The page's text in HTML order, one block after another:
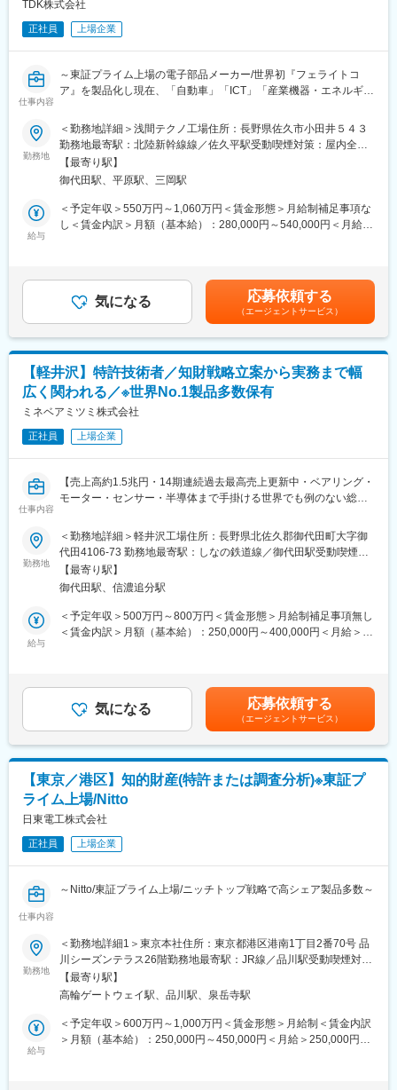
ら進めていただきます。
＜特許調査分析＞
・3年後：特許調査・分析の実務担当者として、上長サポートのも
と、他部門（研究開発、企画、営業など）と連携し、技術トレン
ドや競合企業の知財動向を分析、他部門へのインサイト提供を通
じて、意思決定支援を行っている。また、上長のサポートのもと
マネタイズ)を推進しています。
・5年後：知財調査・解析の専門家として、主体的に、社内の複数
の部署と連携しながら、特許および非特許情報を基にした新規事
業創出、および、知財を活用したマネタイズテーマの発掘を行
育・指導を通じて、知財リテラシーの向上と組織全体の知財力強
化に貢献、チームの中核メンバーとして信頼される存在となって
・当社では、経営層自ら知財戦略を語ったり、定期的な事業執行
体幹部との知財戦略会議の開催など、知財部署の立ち位置がとて
も重要視されており、成果を出すことで評価されやすい環境にあ
ります。また、発明発掘や出願権利化のみならず、クリアラン
ス、契約、権利活用までの経験機会や外部研修等の機会もあり、
知財担当者としてとてもやりがいが感じられると思います
変更の範囲：会社の定める業務
TDK株式会社
正社員 上場企業
仕事内容
～東証プライム上場の電子部品メーカー/世界初『フェライトコ
ア』を製品化し現在、「自動車」「ICT」「産業機器・エネルギ
カンパニー～
知財第1開発部では、従来から行っている出願/権利化、ノウハウ
管理、FTO調査等の知財活動に加えて、IPランドスケープ等の知
財分析、事業部門と連携した知財戦略作成まで行う、事業の利益
により貢献できる組織を支える人材を求めています。
・IPランドスケープを含めた知財分析
・事業戦略に沿った知財戦略作成
・知的財産権の活用（売却・権利行使）
ご入社後は、まず国内事業部門の出願/権利化、FTO調査、知財分
析から業務をお任せし、将来的には事業部門と連携した知財戦略
作成やマネジメント業務をお任せしたいと思います。
■業務の魅力
・TDKの事業成長に知財の視点から直接的または間接的に貢献で
きる業務です。
・出願/権利化といった従来の知財業務の枠を超え、如何に知的財
が求められています。積極的に現場に足を運び、開発状況、事業
状況にもっとも適した知財戦略を事業部門と共に練り上げること
を実践してみたいという方の応募をお待ちしています。
・また、「TDK United」という多様な人材が協力し合うTDKの文
で、海外での業務に興味があるにもお勧めです。
・失敗を恐れず挑戦するベンチャースピリットを大切にするTDK
TDKは、世界30以上の国・地域に250拠点以上を展開するグロー
バル企業。磁性技術を核に、自動車・ICT・産業機器・エネルギー
の3市場で事業を拡大中。海外売上高比率約90％を誇り、M&Aや
研究開発投資にも積極的です。
変更の範囲：会社の定める業務
勤務地
＜勤務地詳細＞浅間テクノ工場住所：長野県佐久市小田井５４３
勤務地最寄駅：北陸新幹線線／佐久平駅受動喫煙対策：屋内全面
禁煙変更の範囲：会社の定める事業所（リモートワーク含む）
【最寄り駅】
御代田駅、平原駅、三岡駅
給与
＜予定年収＞550万円～1,060万円＜賃金形態＞月給制補足事項な
し＜賃金内訳＞月額（基本給）：280,000円～540,000円＜月給＞
給(月額)は固定手当を含めた表記です。
気になる 応募依頼する
（エージェントサービス）
【軽井沢】特許技術者／知財戦略立案から実務まで幅
広く関われる／※世界No.1製品多数保有
ミネベアミツミ株式会社
正社員 上場企業
仕事内容
【売上高約1.5兆円・14期連続過去最高売上更新中・ベアリング・
モーター・センサー・半導体まで手掛ける世界でも例のない総合
■業務内容
知的財産部門にて、企業の競争力を高めるための知財戦略を企
画・推進します。具体的には、研究開発部門と連携しながら発明
の発掘を行い、特許出願から権利化までのプロセスを担当しま
す。また、他社特許の調査・分析を通じて技術動向を把握し、自
社の開発方針に反映させる役割も担います。発明者とのコミュニ
に支えるポジションです。
との協働を通じて技術理解を広げ、知財の視点から企業価値向上
に貢献できる点が魅力です。
■働き方
・完全週休2日制で年間休日121日
・交通費全額支給、社会保険完備
◆同社の特徴・魅力：
＜総合精密部品メーカーとしての技術力＞同社は、単なる「総
ミツミ電機と、2019年にユーシンと経営統合し自律成長とM&Aの
両輪で成長を続けており、M&Aにより、ベアリングから、モータ
ー、センサー、半導体、無線技術、アクセスメカニズムと、他に
類をみない幅広い事業ポートフォリオを構築しています。
勤務地
＜勤務地詳細＞軽井沢工場住所：長野県北佐久郡御代田町大字御
代田4106-73 勤務地最寄駅：しなの鉄道線／御代田駅受動喫煙対
策：屋内全面禁煙
【最寄り駅】
御代田駅、信濃追分駅
給与
＜予定年収＞500万円～800万円＜賃金形態＞月給制補足事項無し
＜賃金内訳＞月額（基本給）：250,000円～400,000円＜月給＞
あくまでも目安の金額であり、選考を通じて上下する可能性があ
ります。月給(月額)は固定手当を含めた表記です。
気になる 応募依頼する
（エージェントサービス）
【東京／港区】知的財産(特許または調査分析)※東証プ
ライム上場/Nitto
日東電工株式会社
正社員 上場企業
仕事内容
～Nitto/東証プライム上場/ニッチトップ戦略で高シェア製品多数～
・特許実務：担当するテーマの発明発掘から契約、権利活用まで
の一貫した特許実務。
・特許調査分析：社内の特許調査テーマに対し、調査分析及び提
案を行う調査実務。
※今までのご経験や志向により、いずれかの職務をお任せします。
【入社後まずお任せしたい業務】
勤務地
＜勤務地詳細1＞東京本社住所：東京都港区港南1丁目2番70号 品
川シーズンテラス26階勤務地最寄駅：JR線／品川駅受動喫煙対
策：屋内全面禁煙＜勤務地詳細2＞東京本社・東京支店 ★新住所
住所：東京都中央区八重洲一丁目6番1号 TOFROM YAESU
社の定める事業所（リモートワーク含む）
【最寄り駅】
高輪ゲートウェイ駅、品川駅、泉岳寺駅
給与
＜予定年収＞600万円～1,000万円＜賃金形態＞月給制＜賃金内訳
＞月額（基本給）：250,000円～450,000円＜月給＞250,000円～